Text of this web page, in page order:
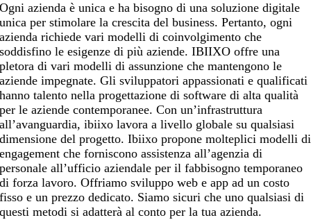
Ogni azienda è unica e ha bisogno di una soluzione digitale
unica per stimolare la crescita del business. Pertanto, ogni
azienda richiede vari modelli di coinvolgimento che
soddisfino le esigenze di più aziende. IBIIXO offre una
pletora di vari modelli di assunzione che mantengono le
aziende impegnate. Gli sviluppatori appassionati e qualificati
hanno talento nella progettazione di software di alta qualità
per le aziende contemporanee. Con un’infrastruttura
all’avanguardia, ibiixo lavora a livello globale su qualsiasi
dimensione del progetto. Ibiixo propone molteplici modelli di
engagement che forniscono assistenza all’agenzia di
personale all’ufficio aziendale per il fabbisogno temporaneo
di forza lavoro. Offriamo sviluppo web e app ad un costo
fisso e un prezzo dedicato. Siamo sicuri che uno qualsiasi di
questi metodi si adatterà al conto per la tua azienda.